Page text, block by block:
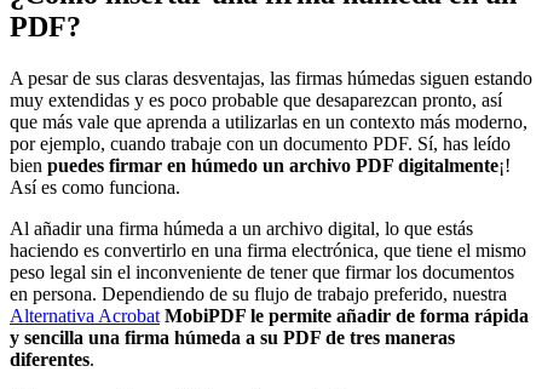
PDF?
A pesar de sus claras desventajas, las firmas húmedas siguen estando
muy extendidas y es poco probable que desaparezcan pronto, así
que más vale que aprenda a utilizarlas en un contexto más moderno,
por ejemplo, cuando trabaje con un documento PDF. Sí, has leído
bien puedes firmar en húmedo un archivo PDF digitalmente¡!
Así es como funciona.
Al añadir una firma húmeda a un archivo digital, lo que estás
haciendo es convertirlo en una firma electrónica, que tiene el mismo
peso legal sin el inconveniente de tener que firmar los documentos
en persona. Dependiendo de su flujo de trabajo preferido, nuestra
Alternativa Acrobat MobiPDF le permite añadir de forma rápida
y sencilla una firma húmeda a su PDF de tres maneras
diferentes.